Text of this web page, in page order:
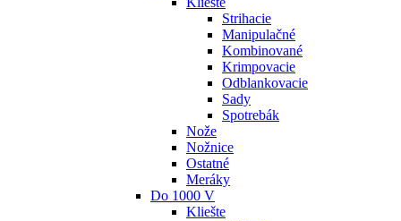
Strihacie
Manipulačné
Kombinované
Krimpovacie
Odblankovacie
Sady
Spotrebák
Nože
Nožnice
Ostatné
Meráky
Do 1000 V
Kliešte